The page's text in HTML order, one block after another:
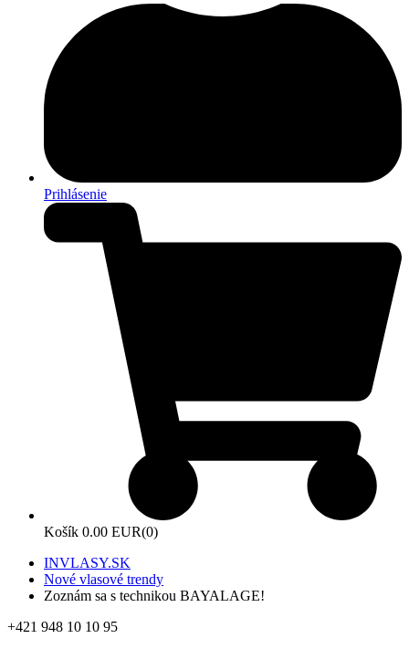
Prihlásenie
Košík 0.00 EUR(0)
INVLASY.SK
Nové vlasové trendy
Zoznám sa s technikou BAYALAGE!
+421 948 10 10 95